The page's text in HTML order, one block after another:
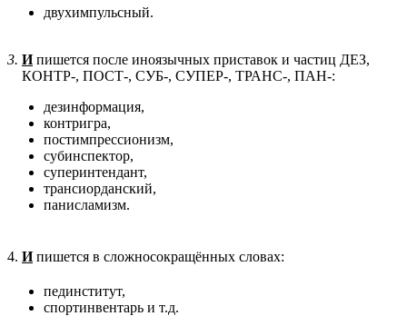
двухимпульсный.
3. Ипишется после иноязычных приставок и частиц ДЕЗ,
КОНТР-, ПОСТ-, СУБ-, СУПЕР-, ТРАНС-, ПАН-:
дезинформация,
контригра,
постимпрессионизм,
субинспектор,
суперинтендант,
трансиорданский,
панисламизм.
4. Ипишется в сложносокращённых словах:
пединститут,
спортинвентарь и т.д.